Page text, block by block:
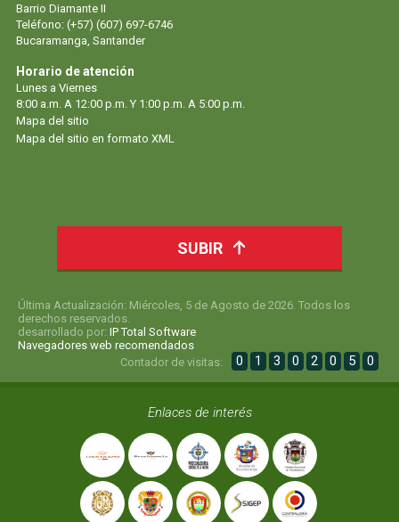
Barrio Diamante II
Teléfono: (+57) (607) 697-6746
Bucaramanga, Santander
Horario de atención
Lunes a Viernes
8:00 a.m. A 12:00 p.m. Y 1:00 p.m. A 5:00 p.m.
Mapa del sitio
Mapa del sitio en formato XML
SUBIR
Última Actualización: Miércoles, 5 de Agosto de 2026. Todos los
derechos reservados.
desarrollado por: IP Total Software
Navegadores web recomendados
Contador de visitas:
0 1 3 0 2 0 5 0
Enlaces de interés